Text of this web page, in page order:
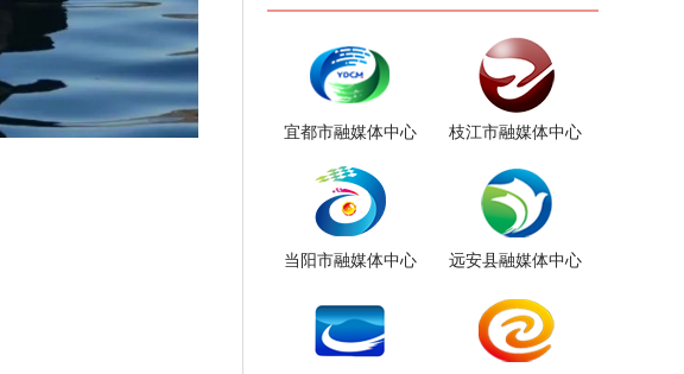
宜都市融媒体中心 枝江市融媒体中心
当阳市融媒体中心 远安县融媒体中心